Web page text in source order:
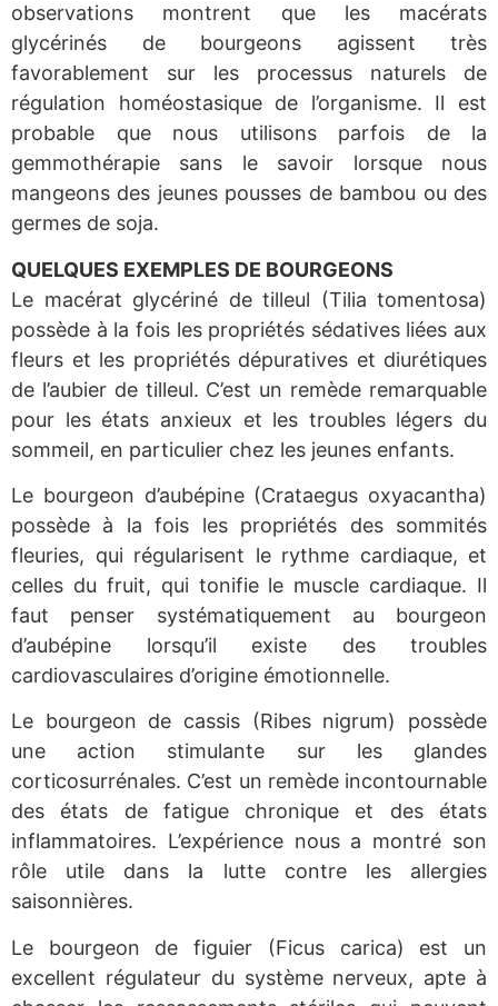
observations montrent que les macérats
glycérinés de bourgeons agissent très
favorablement sur les processus naturels de
régulation homéostasique de l’organisme. Il est
probable que nous utilisons parfois de la
gemmothérapie sans le savoir lorsque nous
mangeons des jeunes pousses de bambou ou des
germes de soja.
QUELQUES EXEMPLES DE BOURGEONS
Le macérat glycériné de tilleul (Tilia tomentosa)
possède à la fois les propriétés sédatives liées aux
fleurs et les propriétés dépuratives et diurétiques
de l’aubier de tilleul. C’est un remède remarquable
pour les états anxieux et les troubles légers du
sommeil, en particulier chez les jeunes enfants.
Le bourgeon d’aubépine (Crataegus oxyacantha)
possède à la fois les propriétés des sommités
fleuries, qui régularisent le rythme cardiaque, et
celles du fruit, qui tonifie le muscle cardiaque. Il
faut penser systématiquement au bourgeon
d’aubépine lorsqu’il existe des troubles
cardiovasculaires d’origine émotionnelle.
Le bourgeon de cassis (Ribes nigrum) possède
une action stimulante sur les glandes
corticosurrénales. C’est un remède incontournable
des états de fatigue chronique et des états
inflammatoires. L’expérience nous a montré son
rôle utile dans la lutte contre les allergies
saisonnières.
Le bourgeon de figuier (Ficus carica) est un
excellent régulateur du système nerveux, apte à